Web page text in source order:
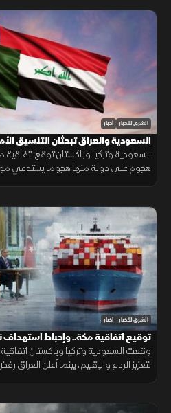
الشرق للأخبار أخبار
السعودية والعراق تبحثان التنسيق
على اتفاق "هرمز"
السعودية وتركيا وباكستان توقع
هجوم على دولة منها هجوما يستدعي
الشرق للأخبار أخبار
توقيع اتفاقية مكة.. وإحباط استهداف
وقعت السعودية وتركيا وباكستان
لتعزيز الردع والإقليم، بينما أعلن